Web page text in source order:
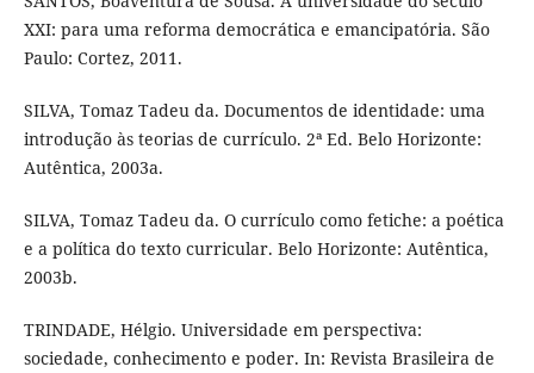
XXI: para uma reforma democrática e emancipatória. São
Paulo: Cortez, 2011.
SILVA, Tomaz Tadeu da. Documentos de identidade: uma
introdução às teorias de currículo. 2ª Ed. Belo Horizonte:
Autêntica, 2003a.
SILVA, Tomaz Tadeu da. O currículo como fetiche: a poética
e a política do texto curricular. Belo Horizonte: Autêntica,
2003b.
TRINDADE, Hélgio. Universidade em perspectiva:
sociedade, conhecimento e poder. In: Revista Brasileira de